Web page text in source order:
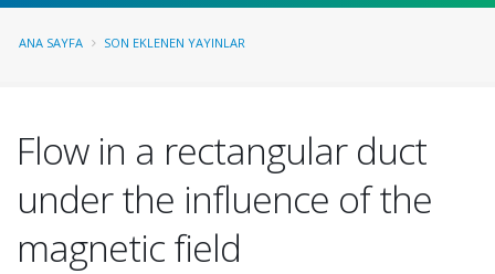
ANA SAYFA SON EKLENEN YAYINLAR
Flow in a rectangular duct
under the influence of the
magnetic field